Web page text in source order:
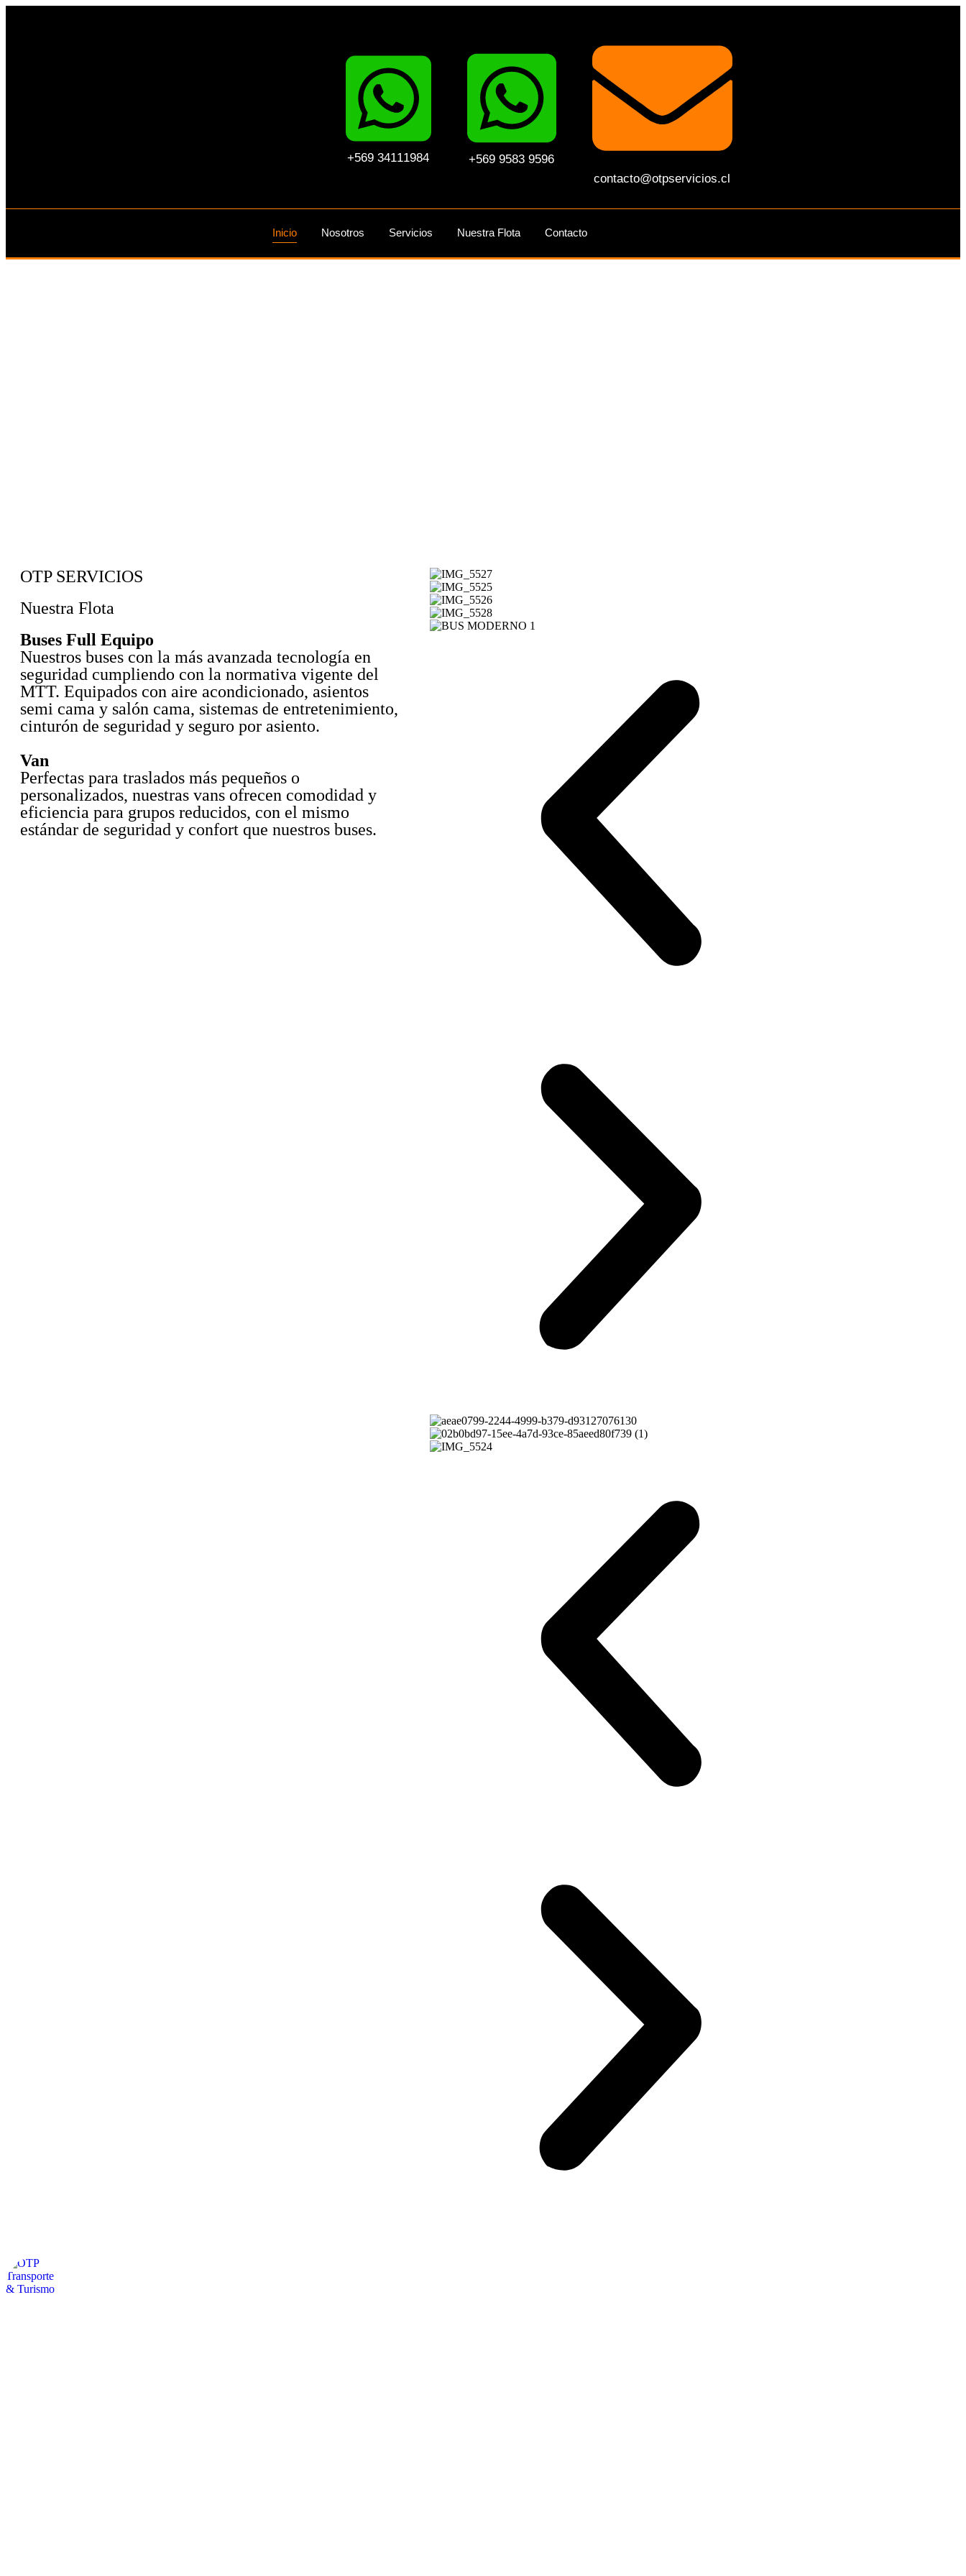
+569 34111984
+569 9583 9596
contacto@otpservicios.cl
Inicio Nosotros Servicios Nuestra Flota Contacto
OTP SERVICIOS
Nuestra Flota
Buses Full Equipo
Nuestros buses con la más avanzada tecnología en
seguridad cumpliendo con la normativa vigente del
MTT. Equipados con aire acondicionado, asientos
semi cama y salón cama, sistemas de entretenimiento,
cinturón de seguridad y seguro por asiento.
Van
Perfectas para traslados más pequeños o
personalizados, nuestras vans ofrecen comodidad y
eficiencia para grupos reducidos, con el mismo
estándar de seguridad y confort que nuestros buses.